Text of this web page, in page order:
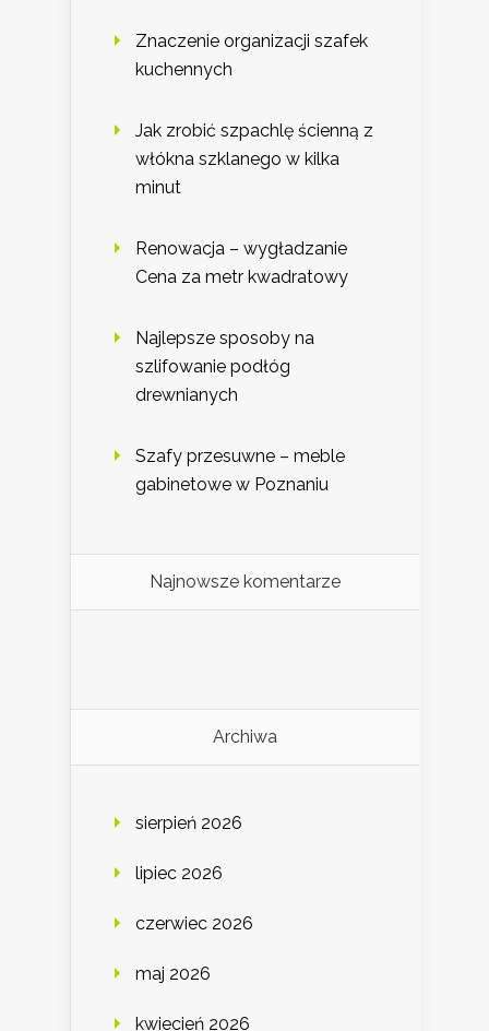
Znaczenie organizacji szafek
kuchennych
Jak zrobić szpachlę ścienną z
włókna szklanego w kilka
minut
Renowacja – wygładzanie
Cena za metr kwadratowy
Najlepsze sposoby na
szlifowanie podłóg
drewnianych
Szafy przesuwne – meble
gabinetowe w Poznaniu
Najnowsze komentarze
Archiwa
sierpień 2026
lipiec 2026
czerwiec 2026
maj 2026
kwiecień 2026